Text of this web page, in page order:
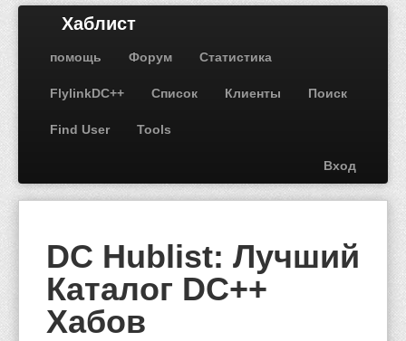
Хаблист
помощь Форум Статистика
FlylinkDC++ Список Клиенты Поиск
Find User Tools
Вход
DC Hublist: Лучший
Каталог DC++
Хабов